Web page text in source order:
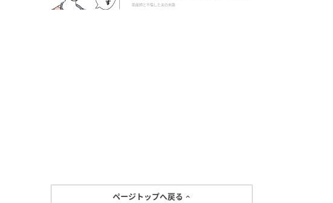
た。
助産師と不倫した夫の末路
ページトップへ戻る